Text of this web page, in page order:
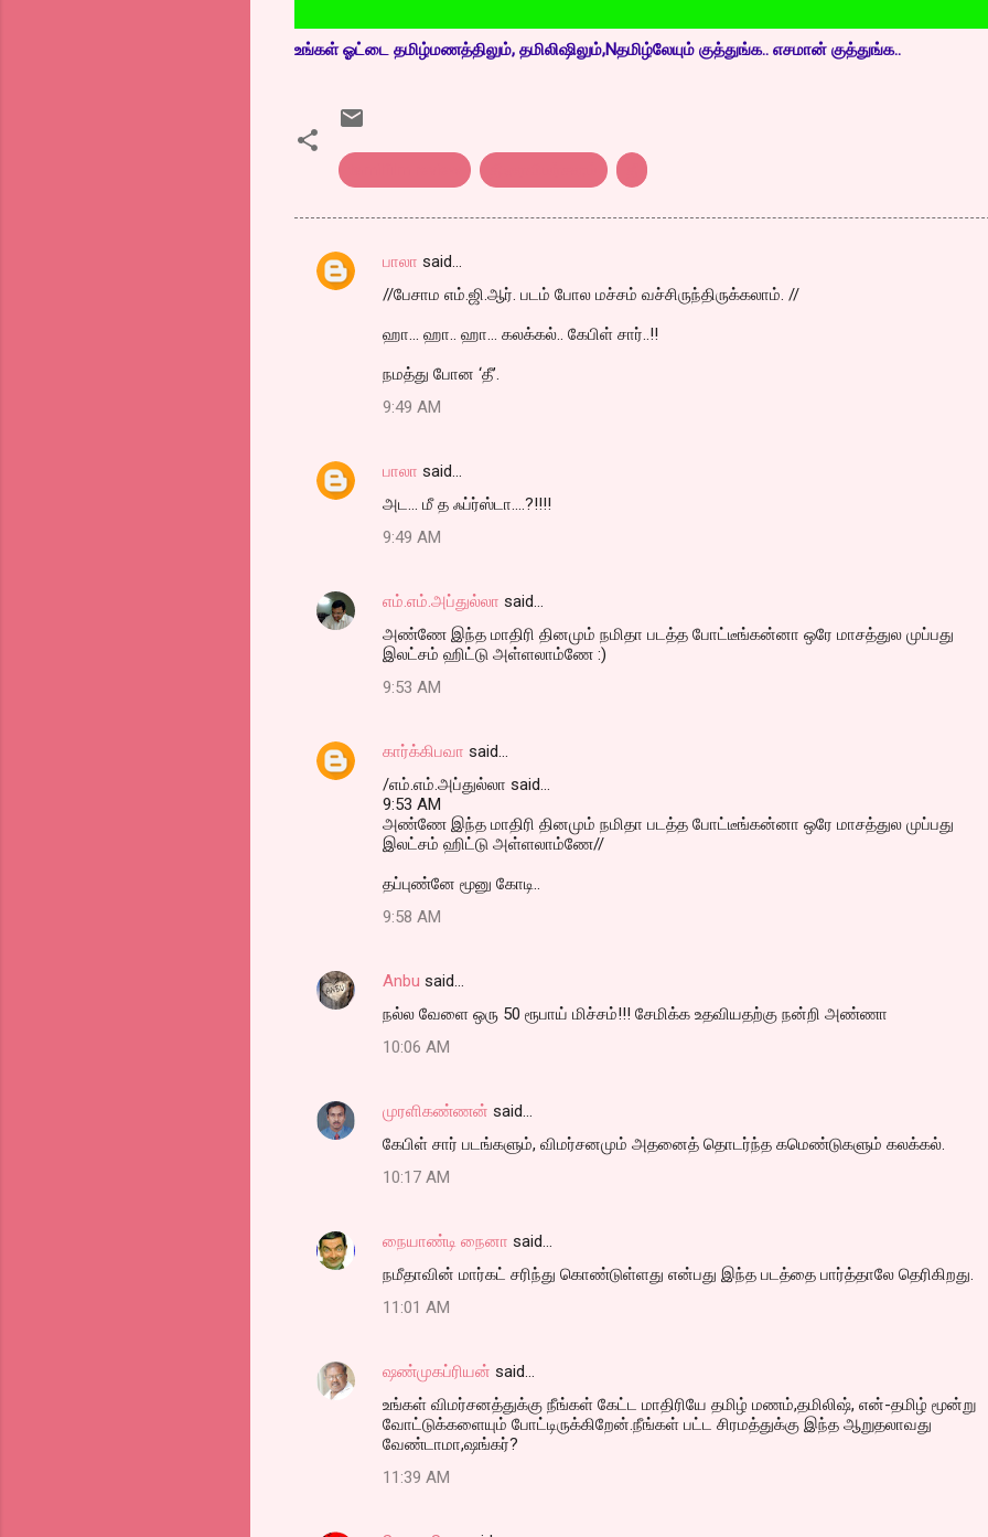
உங்கள் ஓட்டை தமிழ்மணத்திலும், தமிலிஷிலும்,Nதமிழ்லேயும் குத்துங்க.. எசமான் குத்துங்க..
C
s
பாலா said…
//பேசாம எம்.ஜி.ஆர். படம் போல மச்சம் வச்சிருந்திருக்கலாம். //
ஹா... ஹா.. ஹா... கலக்கல்.. கேபிள் சார்..!!
நமத்து போன ‘தீ’.
9:49 AM
பாலா said…
அட... மீ த ஃப்ர்ஸ்டா....?!!!!
9:49 AM
எம்.எம்.அப்துல்லா said…
அண்ணே இந்த மாதிரி தினமும் நமிதா படத்த போட்டீங்கன்னா ஒரே மாசத்துல முப்பது
இலட்சம் ஹிட்டு அள்ளலாம்ணே :)
9:53 AM
கார்க்கிபவா said…
/எம்.எம்.அப்துல்லா said...
9:53 AM
அண்ணே இந்த மாதிரி தினமும் நமிதா படத்த போட்டீங்கன்னா ஒரே மாசத்துல முப்பது
இலட்சம் ஹிட்டு அள்ளலாம்ணே//
தப்புண்னே மூனு கோடி..
9:58 AM
Anbu said…
நல்ல வேளை ஒரு 50 ரூபாய் மிச்சம்!!! சேமிக்க உதவியதற்கு நன்றி அண்ணா
10:06 AM
முரளிகண்ணன் said…
கேபிள் சார் படங்களும், விமர்சனமும் அதனைத் தொடர்ந்த கமெண்டுகளும் கலக்கல்.
10:17 AM
நையாண்டி நைனா said…
நமீதாவின் மார்கட் சரிந்து கொண்டுள்ளது என்பது இந்த படத்தை பார்த்தாலே தெரிகிறது.
11:01 AM
ஷண்முகப்ரியன் said…
உங்கள் விமர்சனத்துக்கு நீங்கள் கேட்ட மாதிரியே தமிழ் மணம்,தமிலிஷ், என்-தமிழ் மூன்று
வோட்டுக்களையும் போட்டிருக்கிறேன்.நீங்கள் பட்ட சிரமத்துக்கு இந்த ஆறுதலாவது
வேண்டாமா,ஷங்கர்?
11:39 AM